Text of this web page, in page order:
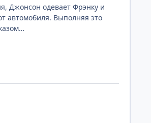
Джонсон одевает Фрэнку и
автомобиля. Выполняя это